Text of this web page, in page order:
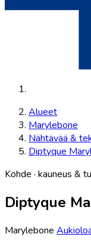
Alueet
Marylebone
Nähtävää &
Diptyque
Kohde · kauneus &
Diptyque
Marylebone